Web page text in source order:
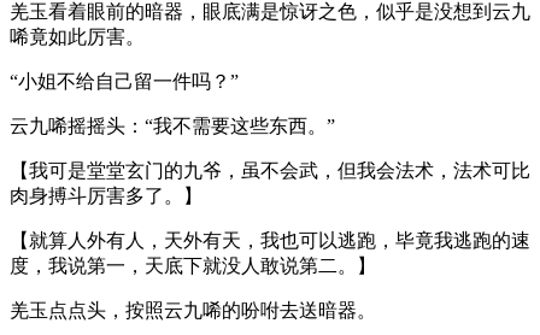
羌玉看着眼前的暗器，眼底满是惊讶之色，似乎是没想到云九
唏竟如此厉害。
“小姐不给自己留一件吗？”
云九唏摇摇头：“我不需要这些东西。”
【我可是堂堂玄门的九爷，虽不会武，但我会法术，法术可比
肉身搏斗厉害多了。】
【就算人外有人，天外有天，我也可以逃跑，毕竟我逃跑的速
度，我说第一，天底下就没人敢说第二。】
羌玉点点头，按照云九唏的吩咐去送暗器。